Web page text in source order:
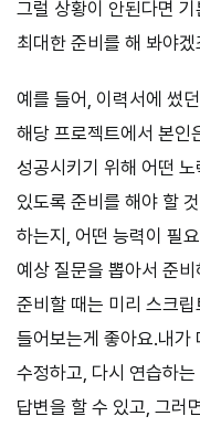
그럴 상황이 안된다면
최대한 준비를 해 봐야겠
예를 들어, 이력서에 썼
해당 프로젝트에서 본인
성공시키기 위해 어떤
있도록 준비를 해야 할
하는지, 어떤 능력이 필
예상 질문을 뽑아서 준
준비할 때는 미리 스크
들어보는게 좋아요.내가
수정하고, 다시 연습하
답변을 할 수 있고, 그러